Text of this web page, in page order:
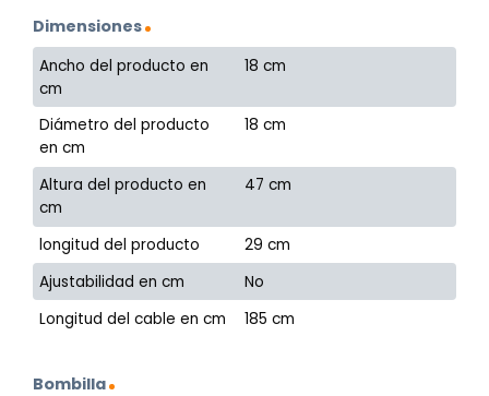
Dimensiones
Ancho del producto en
cm
18 cm
Diámetro del producto
en cm
18 cm
Altura del producto en
cm
47 cm
longitud del producto
29 cm
Ajustabilidad en cm
No
Longitud del cable en cm
185 cm
Bombilla